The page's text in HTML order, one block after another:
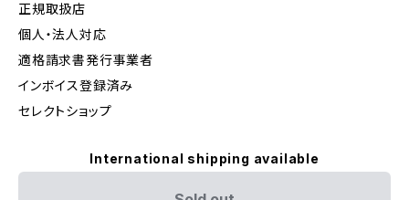
正規取扱店
個人・法人対応
適格請求書発行事業者
インボイス登録済み
セレクトショップ
International shipping available